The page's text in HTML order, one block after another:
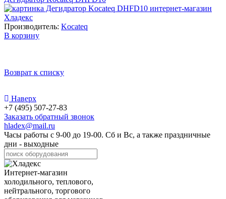
Производитель: Kocateq
В корзину
Возврат к списку
Наверх
+7 (495) 507-27-83
Заказать обратный звонок
hladex@mail.ru
Часы работы с 9-00 до 19-00. Сб и Вс, а также праздничные
дни - выходные
Интернет-магазин
холодильного, теплового,
нейтрального, торгового